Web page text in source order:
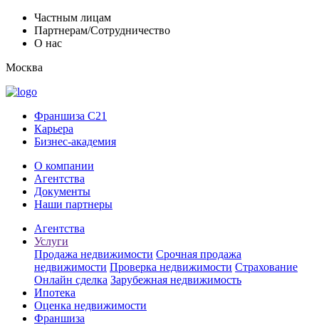
Частным лицам
Партнерам/Сотрудничество
О нас
Москва
Франшиза C21
Карьера
Бизнес-академия
О компании
Агентства
Документы
Наши партнеры
Агентства
Услуги
Продажа недвижимости Срочная продажа
недвижимости Проверка недвижимости Страхование
Онлайн сделка Зарубежная недвижимость
Ипотека
Оценка недвижимости
Франшиза